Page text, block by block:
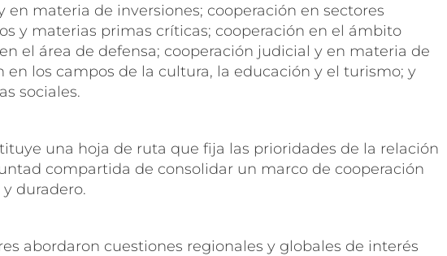
en materia de inversiones; cooperación en sectores
y materias primas críticas; cooperación en el ámbito
el área de defensa; cooperación judicial y en materia de
en los campos de la cultura, la educación y el turismo; y
sociales.
una hoja de ruta que fija las prioridades de la relación
compartida de consolidar un marco de cooperación
duradero.
abordaron cuestiones regionales y globales de interés